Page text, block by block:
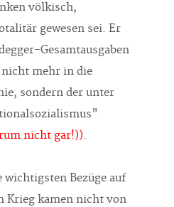
völkisch,
gewesen sei. Er
Gesamtausgaben
mehr in die
sondern der unter
nicht gar!)).
Bezüge auf
Krieg kamen nicht von